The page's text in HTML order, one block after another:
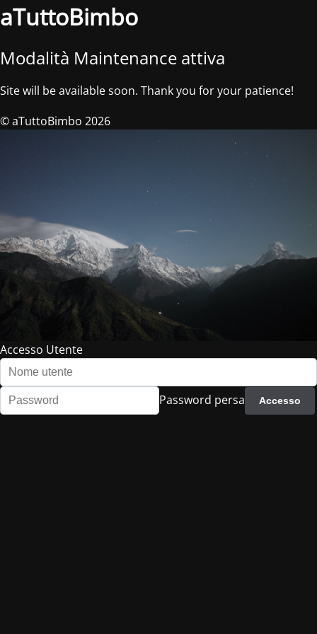
aTuttoBimbo
Modalità Maintenance attiva
Site will be available soon. Thank you for your patience!
© aTuttoBimbo 2026
Accesso Utente
Password persa